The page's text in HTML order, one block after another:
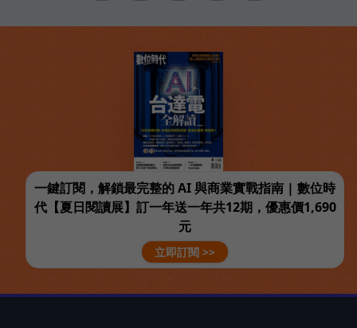
一鍵訂閱，解鎖最完整的 AI 與商業實戰指南 | 數位時
代【夏日閱讀展】訂一年送一年共12期，優惠價1,690
元
立即訂閱 >>